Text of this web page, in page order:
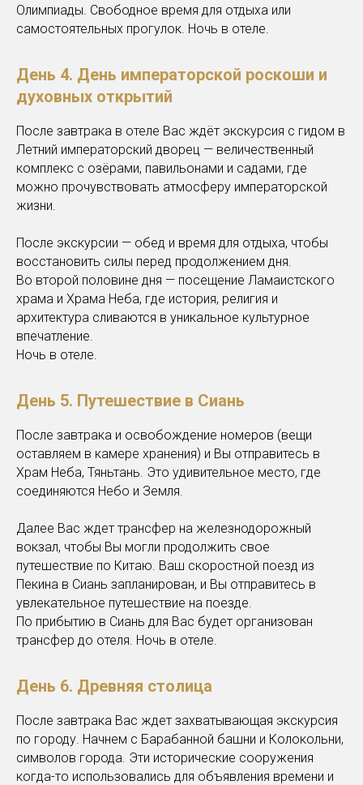
Олимпиады. Свободное время для отдыха или
самостоятельных прогулок. Ночь в отеле.
День 4. День императорской роскоши и
духовных открытий
После завтрака в отеле Вас ждёт экскурсия с гидом в
Летний императорский дворец — величественный
комплекс с озёрами, павильонами и садами, где
можно прочувствовать атмосферу императорской
жизни.
После экскурсии — обед и время для отдыха, чтобы
восстановить силы перед продолжением дня.
Во второй половине дня — посещение Ламаистского
храма и Храма Неба, где история, религия и
архитектура сливаются в уникальное культурное
впечатление.
Ночь в отеле.
День 5. Путешествие в Сиань
После завтрака и освобождение номеров (вещи
оставляем в камере хранения) и Вы отправитесь в
Храм Неба, Тяньтань. Это удивительное место, где
соединяются Небо и Земля.
Далее Вас ждет трансфер на железнодорожный
вокзал, чтобы Вы могли продолжить свое
путешествие по Китаю. Ваш скоростной поезд из
Пекина в Сиань запланирован, и Вы отправитесь в
увлекательное путешествие на поезде.
По прибытию в Сиань для Вас будет организован
трансфер до отеля. Ночь в отеле.
День 6. Древняя столица
После завтрака Вас ждет захватывающая экскурсия
по городу. Начнем с Барабанной башни и Колокольни,
символов города. Эти исторические сооружения
когда-то использовались для объявления времени и